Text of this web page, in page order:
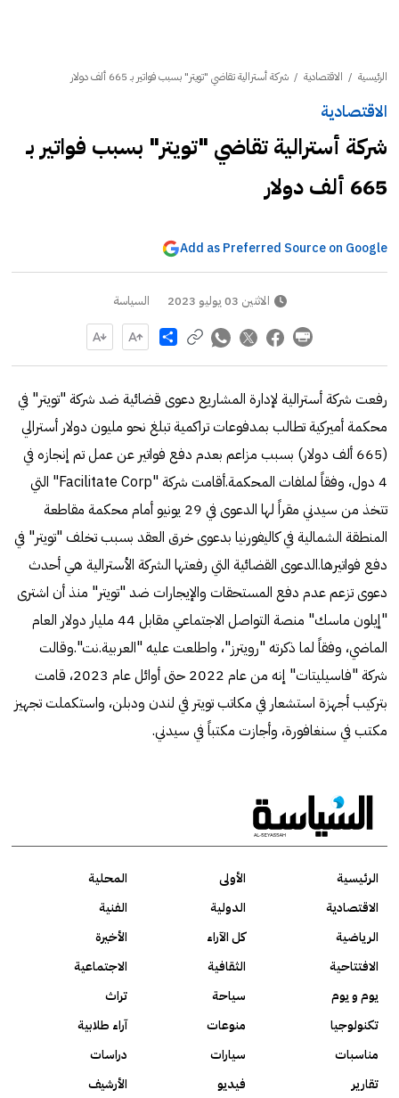
الرئيسية / الاقتصادية / شركة أسترالية تقاضي "تويتر" بسبب فواتير بـ 665 ألف دولار
الاقتصادية
شركة أسترالية تقاضي "تويتر" بسبب فواتير بـ
665 ألف دولار
Add as Preferred Source on Google
الاثنين 03 يوليو 2023 السياسة
Share
رفعت شركة أسترالية لإدارة المشاريع دعوى قضائية ضد شركة "تويتر" في
محكمة أميركية تطالب بمدفوعات تراكمية تبلغ نحو مليون دولار أسترالي
(665 ألف دولار) بسبب مزاعم بعدم دفع فواتير عن عمل تم إنجازه في
4 دول، وفقاً لملفات المحكمة.أقامت شركة "Facilitate Corp" التي
تتخذ من سيدني مقراً لها الدعوى في 29 يونيو أمام محكمة مقاطعة
المنطقة الشمالية في كاليفورنيا بدعوى خرق العقد بسبب تخلف "تويتر" في
دفع فواتيرها.الدعوى القضائية التي رفعتها الشركة الأسترالية هي أحدث
دعوى تزعم عدم دفع المستحقات والإيجارات ضد "تويتر" منذ أن اشترى
"إيلون ماسك" منصة التواصل الاجتماعي مقابل 44 مليار دولار العام
الماضي، وفقاً لما ذكرته "رويترز"، واطلعت عليه "العربية.نت".وقالت
شركة "فاسيليتات" إنه من عام 2022 حتى أوائل عام 2023، قامت
بتركيب أجهزة استشعار في مكاتب تويتر في لندن ودبلن، واستكملت تجهيز
مكتب في سنغافورة، وأجازت مكتباً في سيدني.
الرئيسية الأولى
المحلية
الاقتصادية
الدولية
الفنية
الرياضية
كل الآراء
الأخيرة
الافتتاحية
الثقافية
الاجتماعية
يوم و يوم
سياحة
تراث
تكنولوجيا
منوعات
آراء طلابية
مناسبات
سيارات
دراسات
تقارير
فيديو الأرشيف